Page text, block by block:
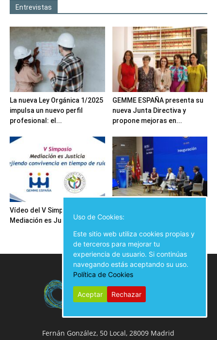
Entrevistas
La nueva Ley Orgánica 1/2025
impulsa un nuevo perfil
profesional: el...
GEMME ESPAÑA presenta su
nueva Junta Directiva y
propone mejoras en...
Vídeo del V Simposio
Mediación es Justicia
Mediación es Justicia
Fernán González, 50 Local, 28009 Madrid
Uso de Cookies:
Este sitio web utiliza cookies propias y
de terceros para mejorar tu
experiencia de usuario. Si continúas
navegando estás aceptando su uso.
Política de Cookies
Aceptar Rechazar